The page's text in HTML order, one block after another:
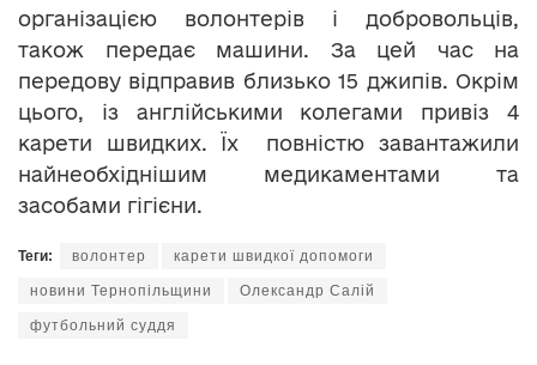
організацією волонтерів і добровольців,
також передає машини. За цей час на
передову відправив близько 15 джипів. Окрім
цього, із англійськими колегами привіз 4
карети швидких. Їх повністю завантажили
найнеобхіднішим медикаментами та
засобами гігієни.
Теги: волонтер карети швидкої допомоги
новини Тернопільщини Олександр Салій
футбольний суддя